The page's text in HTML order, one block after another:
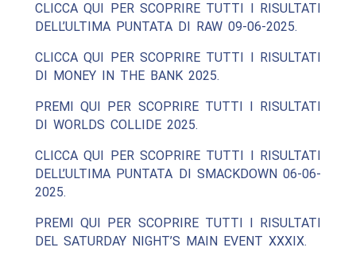
CLICCA QUI PER SCOPRIRE TUTTI I RISULTATI
DELL’ULTIMA PUNTATA DI RAW 09-06-2025.
CLICCA QUI PER SCOPRIRE TUTTI I RISULTATI
DI MONEY IN THE BANK 2025.
PREMI QUI PER SCOPRIRE TUTTI I RISULTATI
DI WORLDS COLLIDE 2025.
CLICCA QUI PER SCOPRIRE TUTTI I RISULTATI
DELL’ULTIMA PUNTATA DI SMACKDOWN 06-06-
2025.
PREMI QUI PER SCOPRIRE TUTTI I RISULTATI
DEL SATURDAY NIGHT’S MAIN EVENT XXXIX.